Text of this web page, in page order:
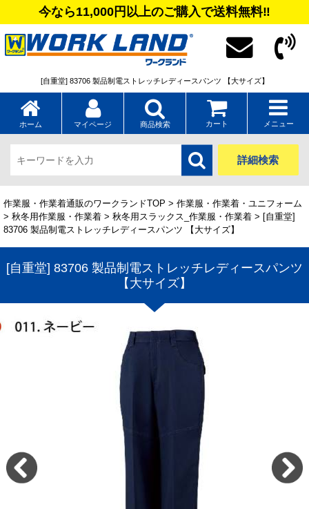
今なら11,000円以上のご購入で送料無料‼
[自重堂] 83706 製品制電ストレッチレディースパンツ 【大サイズ】
ホーム マイページ 商品検索 カート メニュー
詳細検索
作業服・作業着通販のワークランドTOP > 作業服・作業着・ユニフォーム
> 秋冬用作業服・作業着 > 秋冬用スラックス_作業服・作業着 > [自重堂]
83706 製品制電ストレッチレディースパンツ 【大サイズ】
[自重堂] 83706 製品制電ストレッチレディースパンツ
【大サイズ】